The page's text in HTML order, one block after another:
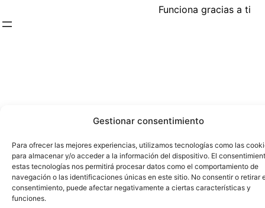
Gestionar consentimiento
Para ofrecer las mejores experiencias, utilizamos tecnologías como las
para almacenar y/o acceder a la información del dispositivo. El
estas tecnologías nos permitirá procesar datos como el comportamiento de
navegación o las identificaciones únicas en este sitio. No consentir o retirar
consentimiento, puede afectar negativamente a ciertas características y
funciones.
Funciona gracias a ti